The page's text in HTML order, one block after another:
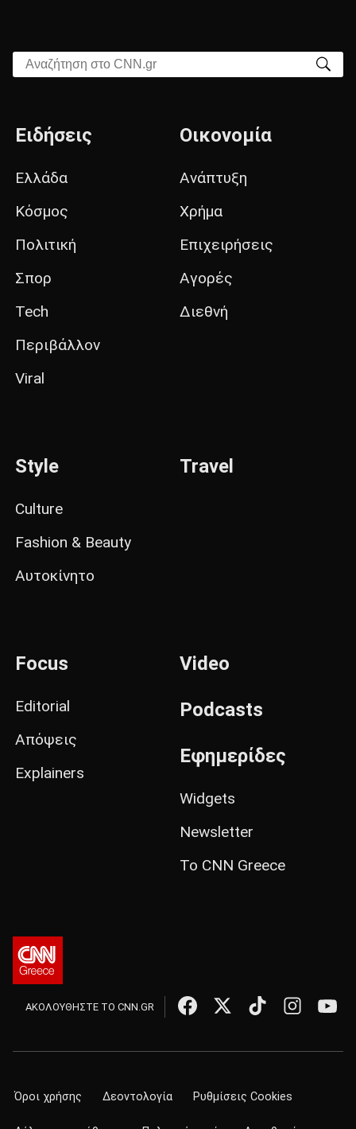
Αναζήτηση στο CNN.gr
Ειδήσεις
Ελλάδα
Κόσμος
Πολιτική
Σπορ
Tech
Περιβάλλον
Viral
Οικονομία
Ανάπτυξη
Χρήμα
Επιχειρήσεις
Αγορές
Διεθνή
Style
Culture
Fashion & Beauty
Αυτοκίνητο
Travel
Focus
Editorial
Απόψεις
Explainers
Video
Podcasts
Εφημερίδες
Widgets
Newsletter
Το CNN Greece
ΑΚΟΛΟΥΘΗΣΤΕ ΤΟ CNN.GR
Όροι χρήσης Δεοντολογία Ρυθμίσεις Cookies